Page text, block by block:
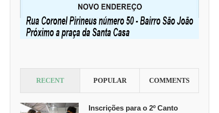
RECENT POPULAR COMMENTS
Inscrições para o 2º Canto